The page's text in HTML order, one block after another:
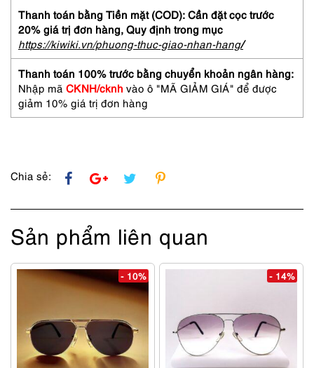
Khá
mới/Chưa
sử
dụng-
ZEISS
F6715
2400
rimless
Thanh toán bằng Tiền mặt (COD): Cần đặt cọc trước
20% giá trị đơn hàng, Quy định trong mục
https://kiwiki.vn/phuong-thuc-giao-nhan-hang/
Thanh toán 100% trước bằng chuyển khoản ngân hàng:
Nhập mã CKNH/cknh vào ô "MÃ GIẢM GIÁ" để được
giảm 10% giá trị đơn hàng
Chia sẻ:
Sản phẩm liên quan
- 10% - 14%